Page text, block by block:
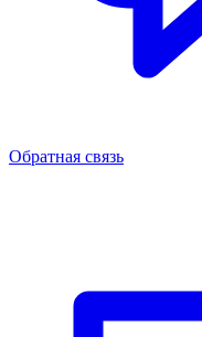
Обратная связь